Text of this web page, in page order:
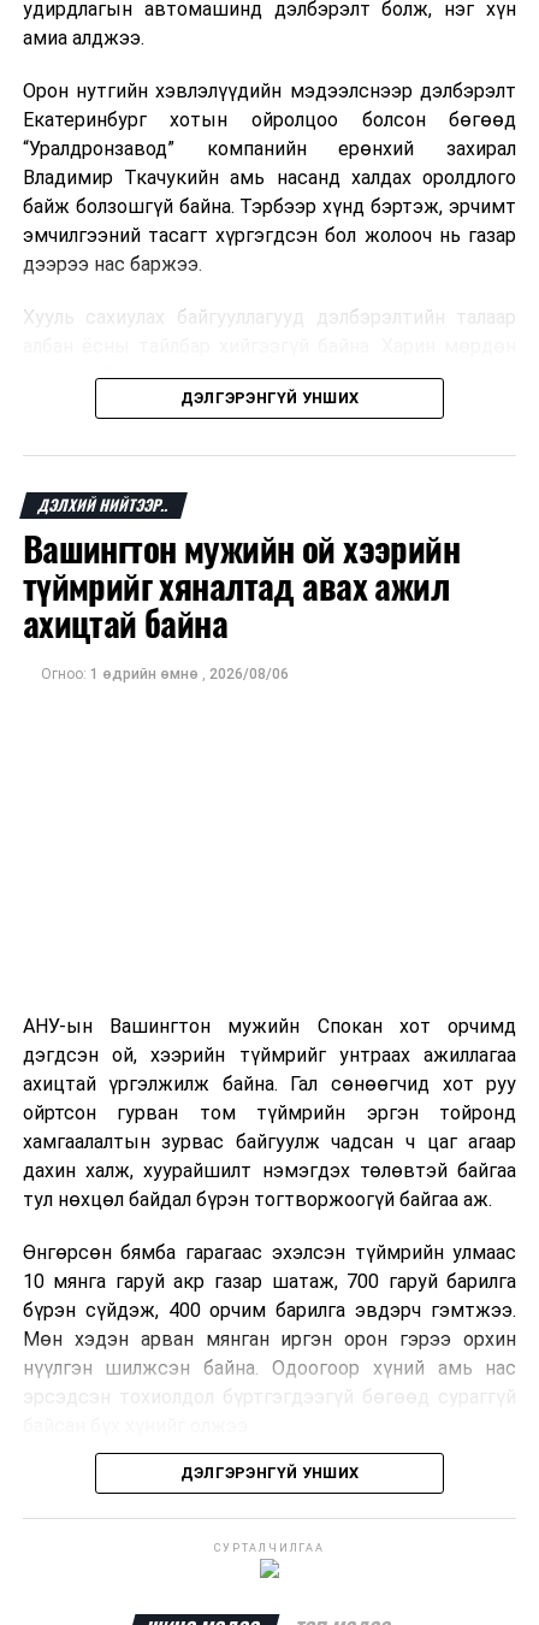
Мароккогийн дуудлагын төвүүдийн орлогын 80 гаруй
хувь Францын зах зээлээс бүрддэг бөгөөд тус улсын
Мароккогийн хөдөлмөр эрхлэлтийн сайд мэдэгджээ.
удирдлагын автомашинд дэлбэрэлт болж, нэг хүн
амиа алджээ.
Орон нутгийн хэвлэлүүдийн мэдээлснээр дэлбэрэлт
Екатеринбург хотын ойролцоо болсон бөгөөд
“Уралдронзавод” компанийн ерөнхий захирал
Владимир Ткачукийн амь насанд халдах оролдлого
байж болзошгүй байна. Тэрбээр хүнд бэртэж, эрчимт
эмчилгээний тасагт хүргэгдсэн бол жолооч нь газар
дээрээ нас баржээ.
Хууль сахиулах байгууллагууд дэлбэрэлтийн талаар
шалгах байгууллага олон нийтэд аюултай аргаар
хүний амь насанд халдахыг завдсан гэх үндэслэлээр
мэдээлжээ.
“Уралдронзавод” компани 2023 онд Екатеринбург
хотод байгуулагдсан бөгөөд нисгэгчгүй нисэх
төхөөрөмж үйлдвэрлэдэг аж. Тус компанийн 2025
оны орлого 6.2 тэрбум рубль, цэвэр ашиг нь 1.9
тэрбум рубльд хүрсэн гэж РБК мэдээлсэн байна.
Одоогоор дэлбэрэлтийн шалтгаан, хэрэгт холбоотой
ДЭЛГЭРЭНГҮЙ УНШИХ
ДЭЛХИЙ НИЙТЭЭР..
Вашингтон мужийн ой хээрийн
түймрийг хяналтад авах ажил
ахицтай байна
Огноо: 1 өдрийн өмнө , 2026/08/06
АНУ-ын Вашингтон мужийн Спокан хот орчимд
дэгдсэн ой, хээрийн түймрийг унтраах ажиллагаа
ахицтай үргэлжилж байна. Гал сөнөөгчид хот руу
ойртсон гурван том түймрийн эргэн тойронд
хамгаалалтын зурвас байгуулж чадсан ч цаг агаар
дахин халж, хуурайшилт нэмэгдэх төлөвтэй байгаа
тул нөхцөл байдал бүрэн тогтворжоогүй байгаа аж.
Өнгөрсөн бямба гарагаас эхэлсэн түймрийн улмаас
10 мянга гаруй акр газар шатаж, 700 гаруй барилга
бүрэн сүйдэж, 400 орчим барилга эвдэрч гэмтжээ.
Мөн хэдэн арван мянган иргэн орон гэрээ орхин
нүүлгэн шилжсэн байна. Одоогоор хүний амь нас
эрсэдсэн тохиолдол бүртгэгдээгүй бөгөөд сураггүй
Албаныхны мэдээлснээр түймрийн нэг голомтыг
шатаасан гэх үндэслэлээр эрүүгийн хэрэг үүсгэн
ДЭЛГЭРЭНГҮЙ УНШИХ
СУРТАЛЧИЛГАА